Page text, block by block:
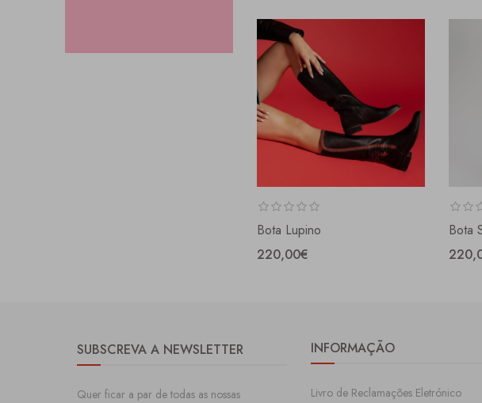
Bota Lupino
220,00€
Bota
SUBSCREVA A NEWSLETTER
Quer ficar a par de todas as nossas
INFORMAÇÃO
Livro de Reclamações Eletrónico